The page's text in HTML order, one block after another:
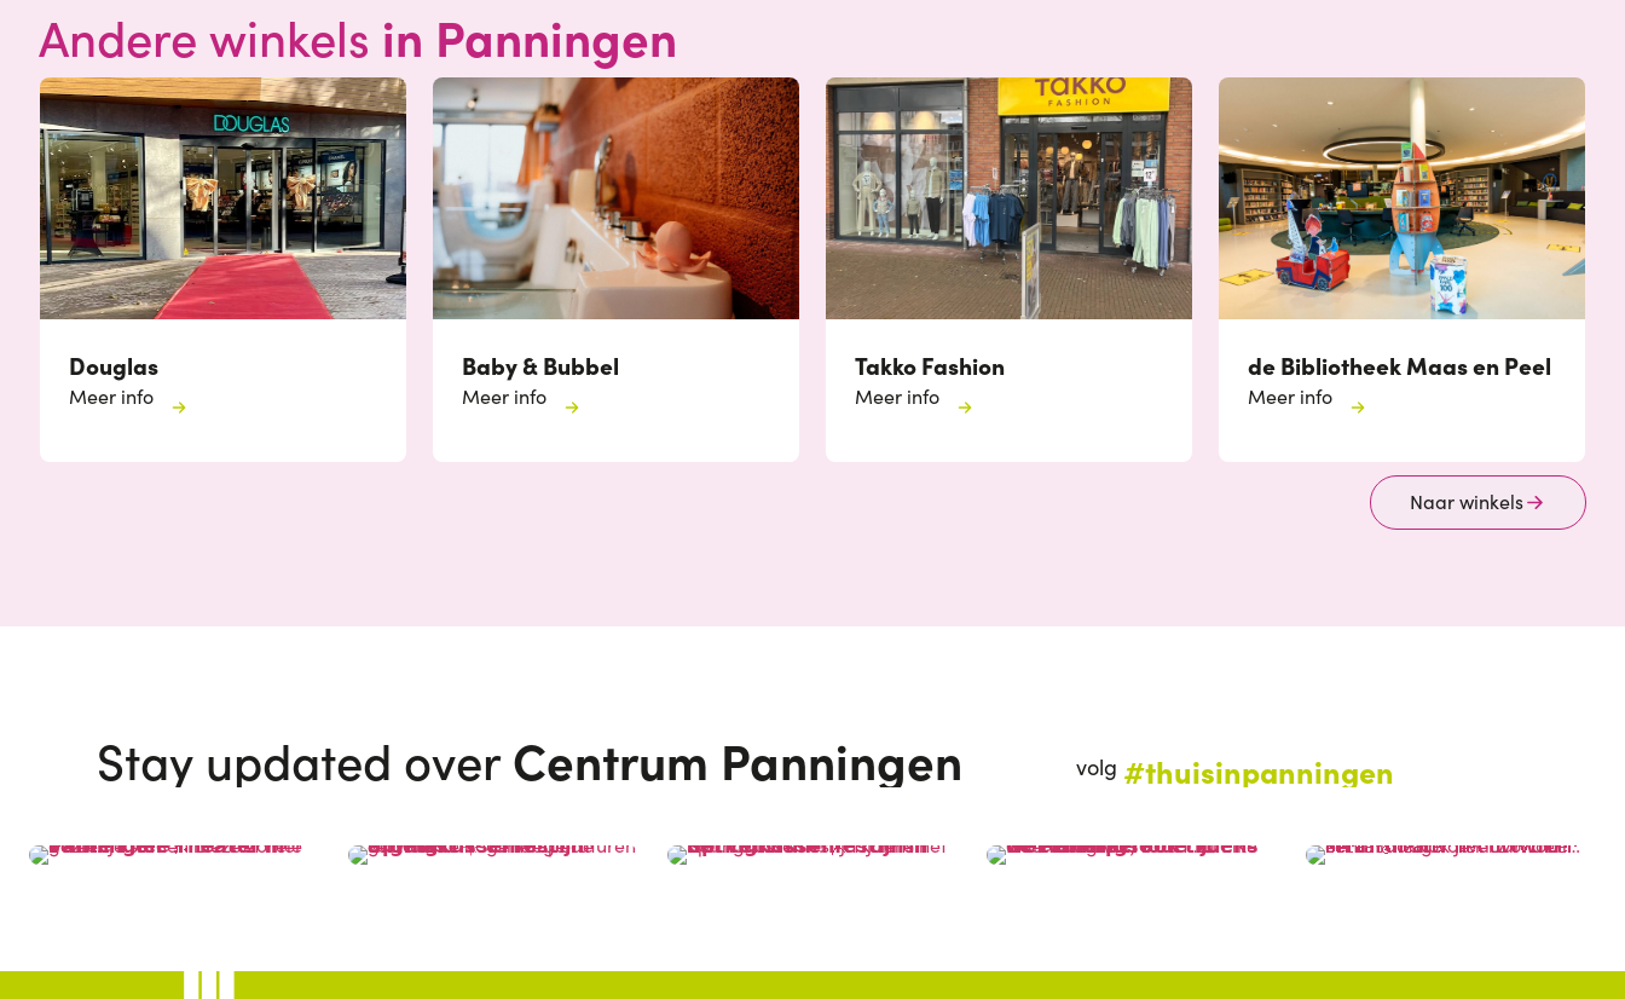
Andere winkels in Panningen
Douglas
Meer info
Baby & Bubbel
Meer info
Takko Fashion
Meer info
de Bibliotheek Maas en Peel
Meer info
Naar winkels
Stay updated overCentrum Panningen volg #thuisinpanningen